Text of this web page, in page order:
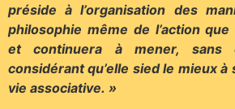
préside à l’organisation des
philosophie même de l’action que
et continuera à mener, sans
considérant qu’elle sied le mieux à
vie associative. »